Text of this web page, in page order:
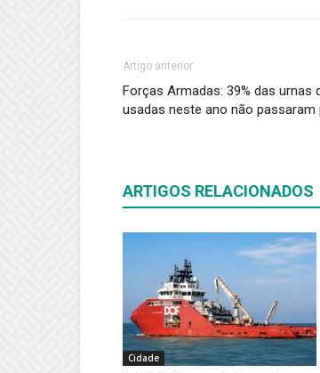
Artigo anterior
Forças Armadas: 39% das urnas
usadas neste ano não passaram
ARTIGOS RELACIONADOS
Cidade